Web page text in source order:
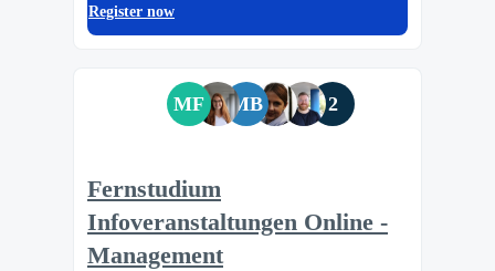
Register now
MF MB 2
Fernstudium
Infoveranstaltungen Online -
Management